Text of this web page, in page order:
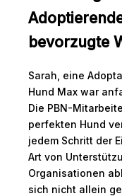
bevorzugte
Sarah, eine
Hund Max war
Die PBN-
perfekten Hund
jedem Schritt der
Art von
Organisationen
sich nicht allein